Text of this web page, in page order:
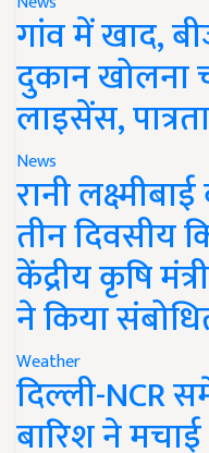
गांव में खाद,
दुकान खोलना
लाइसेंस,
News
रानी
तीन दिवसीय
केंद्रीय कृषि
ने किया
Weather
दिल्ली-NCR
बारिश ने